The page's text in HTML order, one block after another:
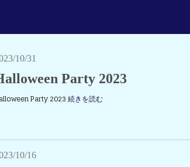
10/31
Party 2023
Party 2023続きを読む
10/16